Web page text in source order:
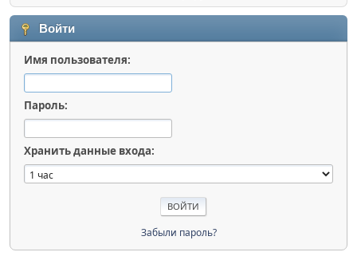
Войти
Имя пользователя:
Пароль:
Хранить данные входа:
Забыли пароль?